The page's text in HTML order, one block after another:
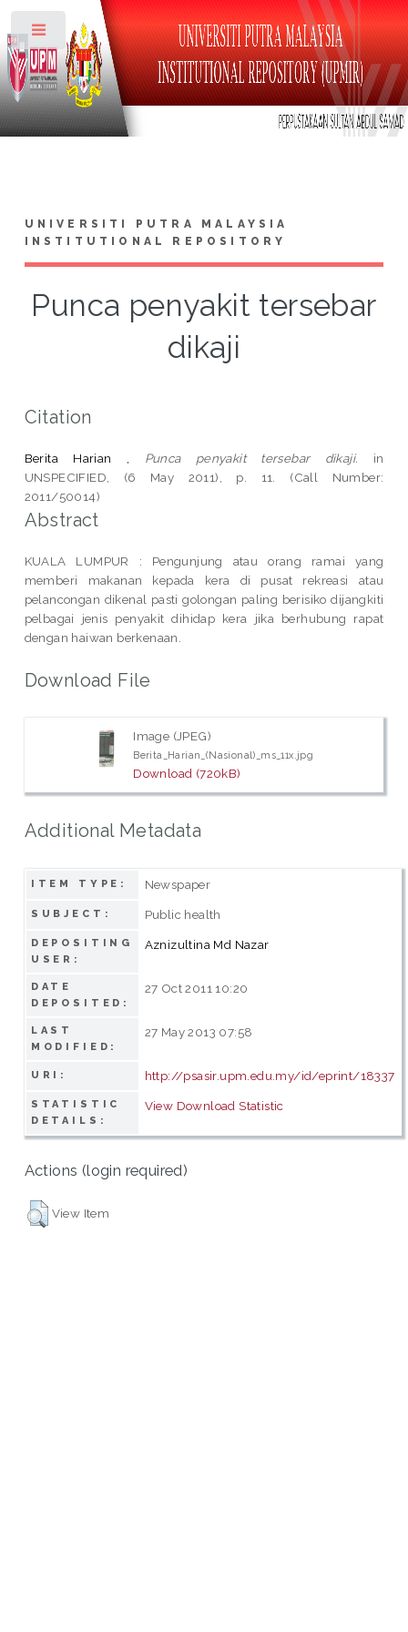
UNIVERSITI PUTRA MALAYSIA
INSTITUTIONAL REPOSITORY
Punca penyakit tersebar
dikaji
Citation
Berita Harian , Punca penyakit tersebar dikaji. in
UNSPECIFIED, (6 May 2011), p. 11. (Call Number:
2011/50014)
Abstract
KUALA LUMPUR : Pengunjung atau orang ramai yang
memberi makanan kepada kera di pusat rekreasi atau
pelancongan dikenal pasti golongan paling berisiko dijangkiti
pelbagai jenis penyakit dihidap kera jika berhubung rapat
dengan haiwan berkenaan.
Download File
Image (JPEG)
Berita_Harian_(Nasional)_ms_11x.jpg
Download (720kB)
Additional Metadata
ITEM TYPE: Newspaper
SUBJECT: Public health
DEPOSITING
USER:
Aznizultina Md Nazar
DATE
DEPOSITED:
27 Oct 2011 10:20
LAST
MODIFIED:
27 May 2013 07:58
URI: http://psasir.upm.edu.my/id/eprint/18337
STATISTIC
DETAILS:
View Download Statistic
Actions (login required)
View Item
Toggle